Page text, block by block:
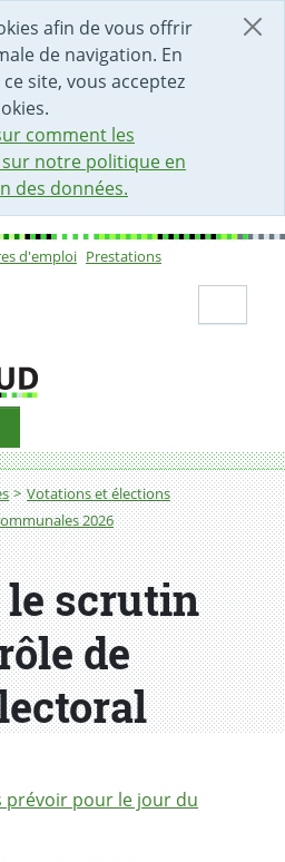
afin de vous offrir
de navigation. En
site, vous acceptez
comment les
notre politique en
des données.
LA PAGE
d'emploi Prestations
Votations et élections
2026
votre rôle de bureau électoral
le scrutin
de
prévoir pour le jour du